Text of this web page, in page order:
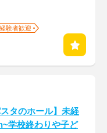
験者歓迎
スタのホール】未経
学校終わりや子ど